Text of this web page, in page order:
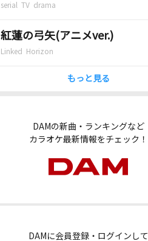
serial TV drama
紅蓮の弓矢(アニメver.)
Linked Horizon
もっと見る
DAMの新曲・ランキングなど
カラオケ最新情報をチェック！
DAMに会員登録・ログインして